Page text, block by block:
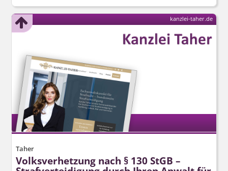
Taher
Volksverhetzung nach § 130 StGB –
kanzlei-taher.de